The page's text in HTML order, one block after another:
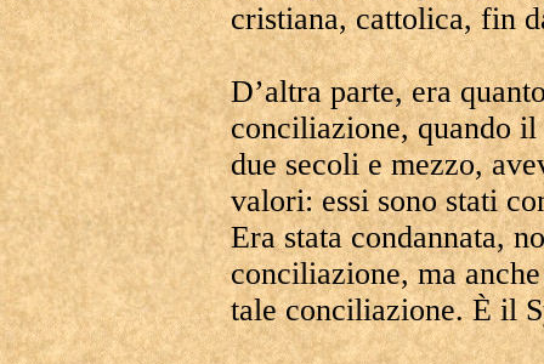
cristiana, cattolica, fin
D’altra parte, era
conciliazione, quando
due secoli e mezzo,
valori: essi sono stati
Era stata condannata,
conciliazione, ma
tale conciliazione. È il